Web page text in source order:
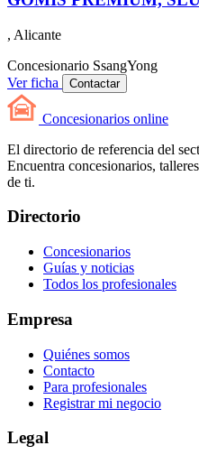
, Alicante
Concesionario SsangYong
Ver ficha
Contactar
Concesionarios online
El directorio de referencia del
Encuentra concesionarios,
de ti.
Directorio
Concesionarios
Guías y noticias
Todos los profesionales
Empresa
Quiénes somos
Contacto
Para profesionales
Registrar mi negocio
Legal